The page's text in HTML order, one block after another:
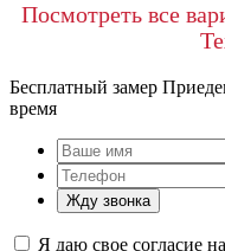
Посмотреть все
Бесплатный замер
время
Жду звонка
Я даю свое согласие на